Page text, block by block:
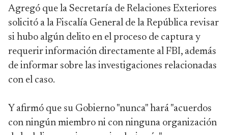
Agregó que la Secretaría de Relaciones Exteriores
solicitó a la Fiscalía General de la República revisar
si hubo algún delito en el proceso de captura y
requerir información directamente al FBI, además
de informar sobre las investigaciones relacionadas
con el caso.
Y afirmó que su Gobierno "nunca" hará "acuerdos
con ningún miembro ni con ninguna organización